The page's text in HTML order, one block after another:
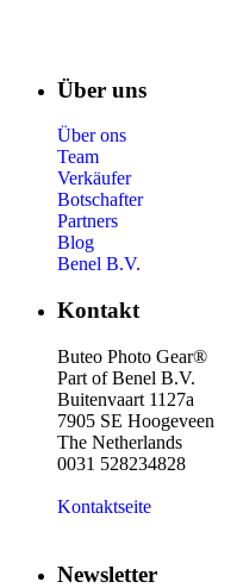
Über uns
Über ons
Team
Verkäufer
Botschafter
Partners
Blog
Benel B.V.
Kontakt
Buteo Photo Gear®
Part of Benel B.V.
Buitenvaart 1127a
7905 SE Hoogeveen
The Netherlands
0031 528234828
Kontaktseite
Newsletter